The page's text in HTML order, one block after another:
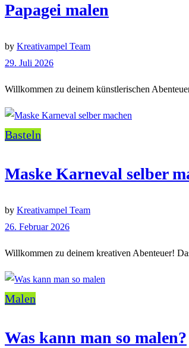
Papagei malen
by Kreativampel Team
29. Juli 2026
Willkommen zu deinem künstlerischen
Basteln
Maske Karneval selber
by Kreativampel Team
26. Februar 2026
Willkommen zu deinem kreativen Abenteuer!
Malen
Was kann man so malen?